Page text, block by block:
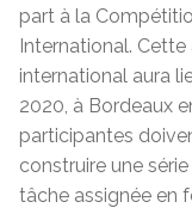
part à la
International.
international aura
2020, à Bordeaux
participantes
construire une
tâche assignée en